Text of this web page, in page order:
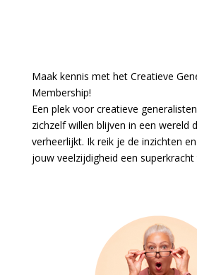
Maak kennis met het Creatieve
Membership!
Een plek voor creatieve
zichzelf willen blijven in een wereld
verheerlijkt. Ik reik je de inzichten
jouw veelzijdigheid een superkracht